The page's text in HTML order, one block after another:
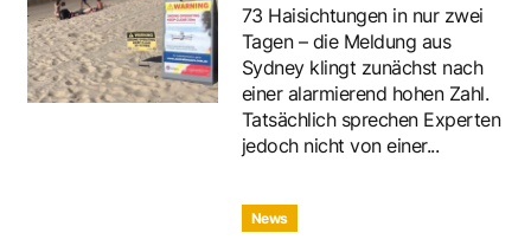
73 Haisichtungen in nur zwei
Tagen – die Meldung aus
Sydney klingt zunächst nach
einer alarmierend hohen Zahl.
Tatsächlich sprechen Experten
jedoch nicht von einer...
News